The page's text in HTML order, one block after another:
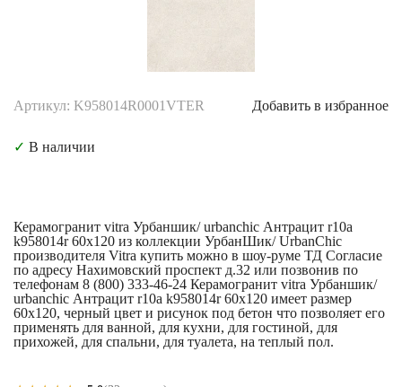
Артикул: K958014R0001VTER Добавить в избранное
✓ В наличии
Керамогранит vitra Урбаншик/ urbanchic Антрацит r10a
k958014r 60x120 из коллекции УрбанШик/ UrbanChic
производителя Vitra купить можно в шоу-руме ТД Согласие
по адресу Нахимовский проспект д.32 или позвонив по
телефонам 8 (800) 333-46-24 Керамогранит vitra Урбаншик/
urbanchic Антрацит r10a k958014r 60x120 имеет размер
60x120, черный цвет и рисунок под бетон что позволяет его
применять для ванной, для кухни, для гостиной, для
прихожей, для спальни, для туалета, на теплый пол.